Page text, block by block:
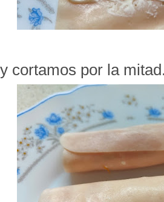
cortamos por la